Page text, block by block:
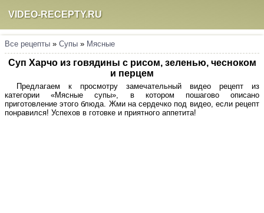
VIDEO-RECEPTY.RU
Все рецепты » Супы » Мясные
Суп Харчо из говядины с рисом, зеленью, чесноком
и перцем
Предлагаем к просмотру замечательный видео рецепт из
категории «Мясные супы», в котором пошагово описано
приготовление этого блюда. Жми на сердечко под видео, если рецепт
понравился! Успехов в готовке и приятного аппетита!